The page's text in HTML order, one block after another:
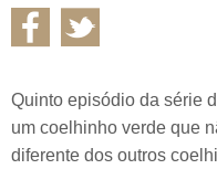
Quinto episódio da série
um coelhinho verde que
diferente dos outros